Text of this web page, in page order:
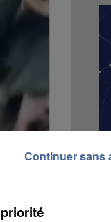
Continuer sans